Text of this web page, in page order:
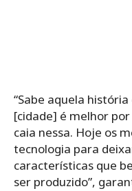
“Sabe aquela
[cidade] é melhor
caia nessa. Hoje os
tecnologia para
características que
ser produzido”,